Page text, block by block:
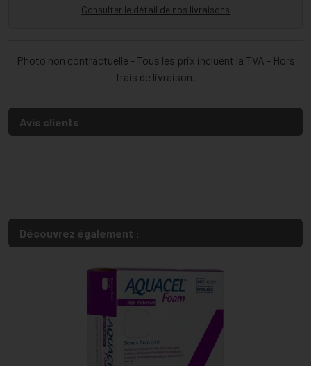
Consulter le détail de nos livraisons
Photo non contractuelle - Tous les prix incluent la TVA - Hors
frais de livraison.
Avis clients
Découvrez également :